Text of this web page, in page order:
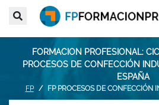
FORMACION PROFESIONAL:
PROCESOS DE CONFECCIÓN
ESPAÑA
FP FP PROCESOS DE CONFECCIÓN